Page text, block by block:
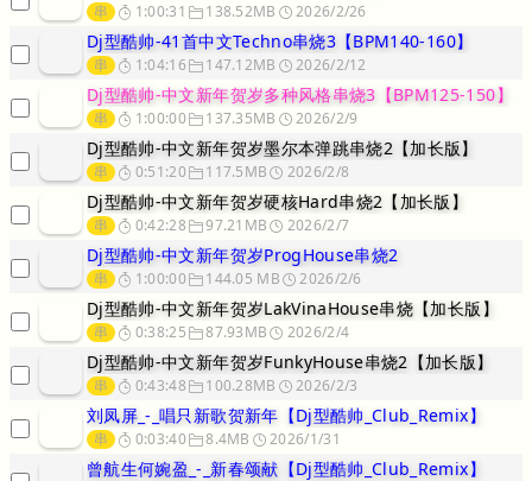
串 1:00:31 138.52MB 2026/2/26
Dj型酷帅-41首中文Techno串烧3【BPM140-160】
串 1:04:16 147.12MB 2026/2/12
Dj型酷帅-中文新年贺岁多种风格串烧3【BPM125-150】
串 1:00:00 137.35MB 2026/2/9
Dj型酷帅-中文新年贺岁墨尔本弹跳串烧2【加长版】
串 0:51:20 117.5MB 2026/2/8
Dj型酷帅-中文新年贺岁硬核Hard串烧2【加长版】
串 0:42:28 97.21MB 2026/2/7
Dj型酷帅-中文新年贺岁ProgHouse串烧2
串 1:00:00 144.05 MB 2026/2/6
Dj型酷帅-中文新年贺岁LakVinaHouse串烧【加长版】
串 0:38:25 87.93MB 2026/2/4
Dj型酷帅-中文新年贺岁FunkyHouse串烧2【加长版】
串 0:43:48 100.28MB 2026/2/3
刘凤屏_-_唱只新歌贺新年【Dj型酷帅_Club_Remix】
串 0:03:40 8.4MB 2026/1/31
曾航生何婉盈_-_新春颂献【Dj型酷帅_Club_Remix】